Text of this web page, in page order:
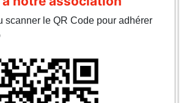
scanner le QR Code pour adhérer